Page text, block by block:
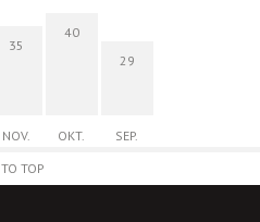
35
NOV.
40
OKT.
29
SEP.
TOP